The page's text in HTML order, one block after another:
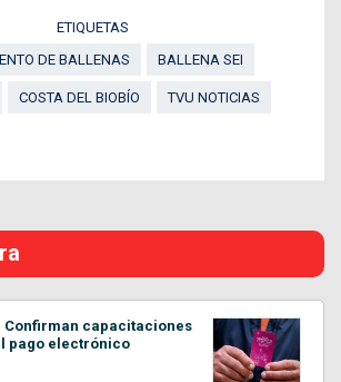
ETIQUETAS
DE BALLENAS
BALLENA SEI
COSTA DEL BIOBÍO TVU NOTICIAS
Confirman capacitaciones
pago electrónico